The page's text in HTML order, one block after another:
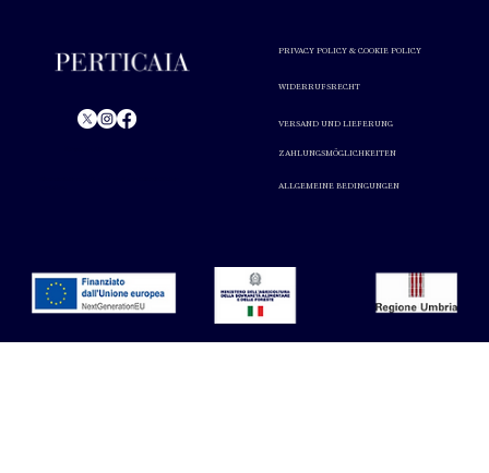
PRIVACY POLICY & COOKIE POLICY
ZAHLUNGSMÖGLICHKEITEN
ALLGEMEINE BEDINGUNGEN
VERSAND UND LIEFERUNG
WIDERRUFSRECHT